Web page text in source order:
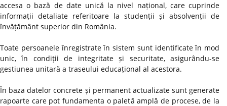
accesa o bază de date unică la nivel național, care cuprinde
informații detaliate referitoare la studenții și absolvenții de
învățământ superior din România.
Toate persoanele înregistrate în sistem sunt identificate în mod
unic, în condiții de integritate și securitate, asigurându-se
gestiunea unitară a traseului educațional al acestora.
În baza datelor concrete și permanent actualizate sunt generate
rapoarte care pot fundamenta o paletă amplă de procese, de la